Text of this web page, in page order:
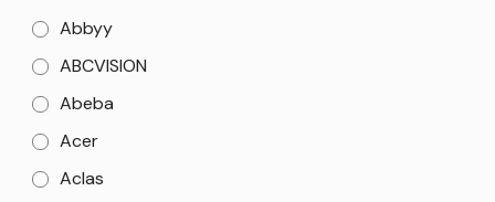
Abbyy
ABCVISION
Abeba
Acer
Aclas